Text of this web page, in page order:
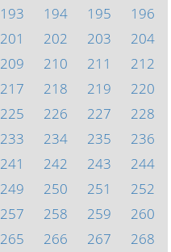
193 194 195
196
201 202 203
204
209 210 211
212
217 218 219
220
225 226 227
228
233 234 235
236
241 242 243
244
249 250 251
252
257 258 259
260
265 266 267
268